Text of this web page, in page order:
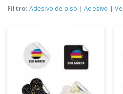
Filtro: Adesivo de piso |Adesivo |